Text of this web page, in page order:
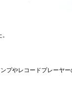
プやレコードプレーヤー